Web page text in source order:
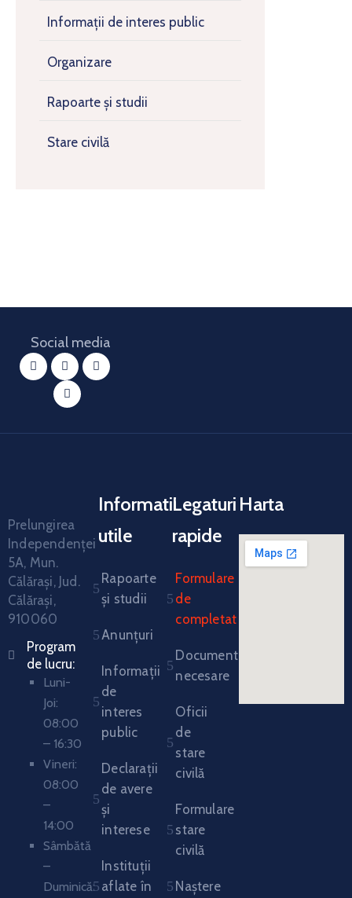
Informații de interes public
Organizare
Rapoarte și studii
Stare civilă
Social media
Prelungirea
Independenței
5A, Mun.
Călărași, Jud.
Călărași,
910060
Program
de lucru:
Luni-
Joi:
08:00
– 16:30
Vineri:
08:00
–
14:00
Sâmbătă
–
Duminică:
Informatii
utile
Rapoarte
și studii
Anunțuri
Informații
de
interes
public
Declarații
de avere
și
interese
Instituții
aflate în
Legaturi
rapide
Formulare
de
completat
Documente
necesare
Oficii
de
stare
civilă
Formulare
stare
civilă
Naștere
Harta